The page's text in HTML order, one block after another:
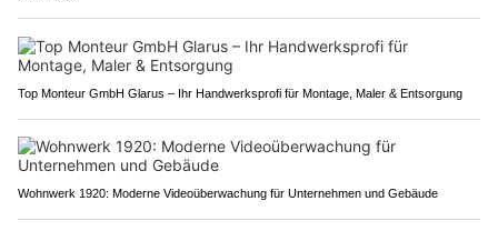
Top Monteur GmbH Glarus – Ihr Handwerksprofi für Montage, Maler & Entsorgung
Wohnwerk 1920: Moderne Videoüberwachung für Unternehmen und Gebäude